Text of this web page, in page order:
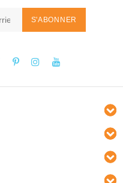
S'ABONNER